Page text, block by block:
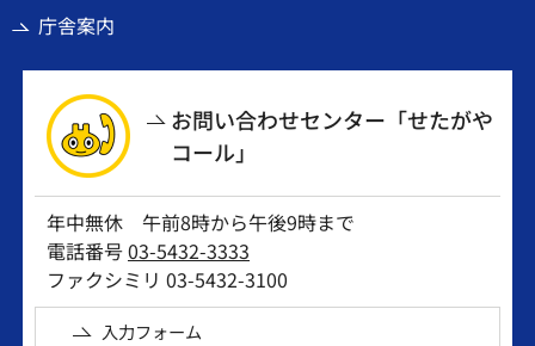
庁舎案内
お問い合わせセンター「せたがや
コール」
年中無休 午前8時から午後9時まで
電話番号03-5432-3333
ファクシミリ 03-5432-3100
入力フォーム